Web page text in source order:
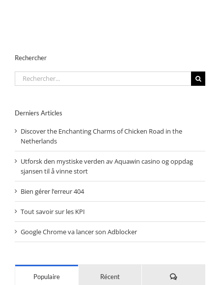
Rechercher
Rechercher:
Derniers Articles
Discover the Enchanting Charms of Chicken Road in the
Netherlands
Utforsk den mystiske verden av Aquawin casino og oppdag
sjansen til å vinne stort
Bien gérer l’erreur 404
Tout savoir sur les KPI
Google Chrome va lancer son Adblocker
Populaire Récent Commentaires